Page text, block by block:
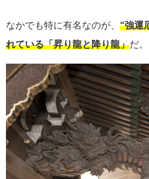
なかでも特に有名なのが、 “強運
れている「昇り龍と降り龍」だ。